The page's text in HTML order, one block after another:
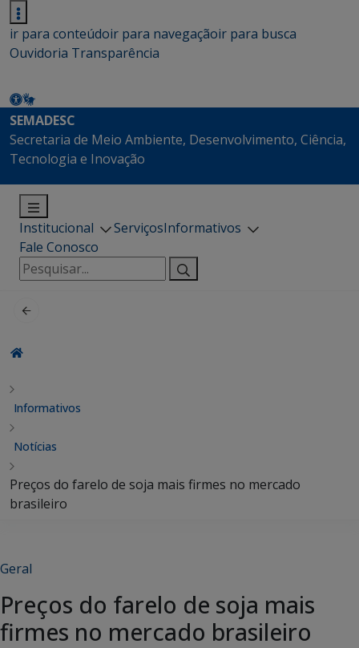
ir para conteúdoir para navegaçãoir para busca
Ouvidoria Transparência
SEMADESC
Secretaria de Meio Ambiente, Desenvolvimento, Ciência,
Tecnologia e Inovação
Institucional ServiçosInformativos
Fale Conosco
Pesquisar
por:
Informativos
Notícias
Preços do farelo de soja mais firmes no mercado
brasileiro
Geral
Preços do farelo de soja mais
firmes no mercado brasileiro